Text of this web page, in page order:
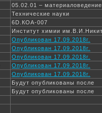
05.02.01 –
Технические науки
6D.КОА-007
Институт химии
Опубликован 17.09.2018г.
Опубликован 17.09.2018г.
Опубликован 17.09.2018г.
Опубликован 17.09.2018г.
Опубликован 17.09.2018г.
Будут опубликованы после
Будут опубликованы после